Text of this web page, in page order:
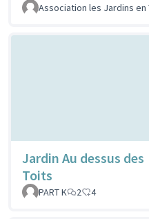
Association les Jardins en
Jardin Au dessus des
Toits
PART K
2 4